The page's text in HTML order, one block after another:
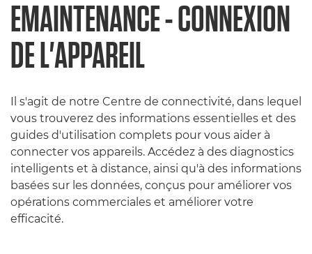
EMAINTENANCE - CONNEXION
DE L'APPAREIL
Il s'agit de notre Centre de connectivité, dans lequel
vous trouverez des informations essentielles et des
guides d'utilisation complets pour vous aider à
connecter vos appareils. Accédez à des diagnostics
intelligents et à distance, ainsi qu'à des informations
basées sur les données, conçus pour améliorer vos
opérations commerciales et améliorer votre
efficacité.